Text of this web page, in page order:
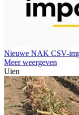
Nieuwe NAK CSV-
Meer weergeven
Uien